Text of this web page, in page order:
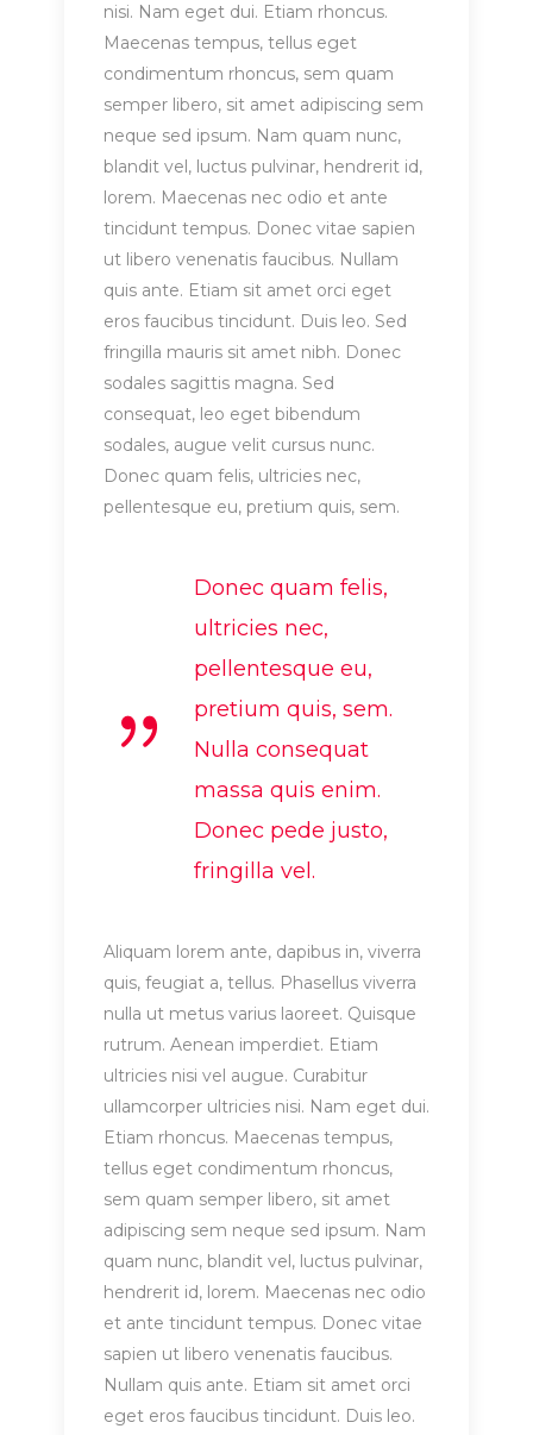
nisi. Nam eget dui. Etiam rhoncus.
Maecenas tempus, tellus eget
condimentum rhoncus, sem quam
semper libero, sit amet adipiscing sem
neque sed ipsum. Nam quam nunc,
blandit vel, luctus pulvinar, hendrerit id,
lorem. Maecenas nec odio et ante
tincidunt tempus. Donec vitae sapien
ut libero venenatis faucibus. Nullam
quis ante. Etiam sit amet orci eget
eros faucibus tincidunt. Duis leo. Sed
fringilla mauris sit amet nibh. Donec
sodales sagittis magna. Sed
consequat, leo eget bibendum
sodales, augue velit cursus nunc.
Donec quam felis, ultricies nec,
pellentesque eu, pretium quis, sem.
Donec quam felis,
ultricies nec,
pellentesque eu,
pretium quis, sem.
Nulla consequat
massa quis enim.
Donec pede justo,
fringilla vel.
Aliquam lorem ante, dapibus in, viverra
quis, feugiat a, tellus. Phasellus viverra
nulla ut metus varius laoreet. Quisque
rutrum. Aenean imperdiet. Etiam
ultricies nisi vel augue. Curabitur
ullamcorper ultricies nisi. Nam eget dui.
Etiam rhoncus. Maecenas tempus,
tellus eget condimentum rhoncus,
sem quam semper libero, sit amet
adipiscing sem neque sed ipsum. Nam
quam nunc, blandit vel, luctus pulvinar,
hendrerit id, lorem. Maecenas nec odio
et ante tincidunt tempus. Donec vitae
sapien ut libero venenatis faucibus.
Nullam quis ante. Etiam sit amet orci
eget eros faucibus tincidunt. Duis leo.